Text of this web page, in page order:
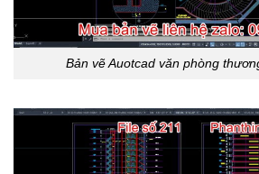
Bản vẽ Auotcad văn phòng